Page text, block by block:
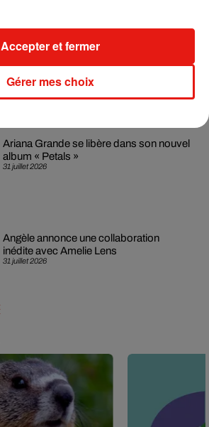
Grand Corps Malade emmène Styleto
31 juillet 2026
Ariana Grande se libère dans son nouvel
album « Petals »
31 juillet 2026
Angèle annonce une collaboration
inédite avec Amelie Lens
Gérer mes choix
Accepter et fermer